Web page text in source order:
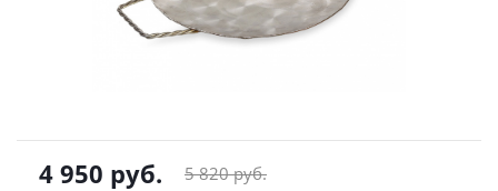
4 950 руб. 5 820руб.